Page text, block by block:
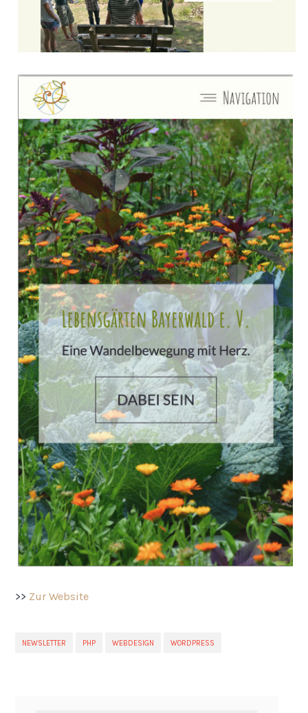
>> Zur Website
NEWSLETTER PHP WEBDESIGN WORDPRESS